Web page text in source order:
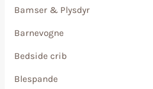
Bamser & Plysdyr
Barnevogne
Bedside crib
Blespande